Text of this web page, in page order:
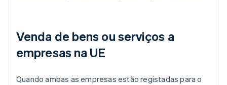
Venda de bens ou serviços a
empresas na UE
Quando ambas as empresas estão registadas para o